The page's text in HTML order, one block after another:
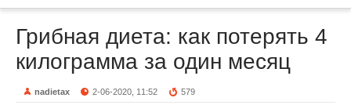
Грибная диета: как потерять 4
килограмма за один месяц
nadietax 2-06-2020, 11:52 579